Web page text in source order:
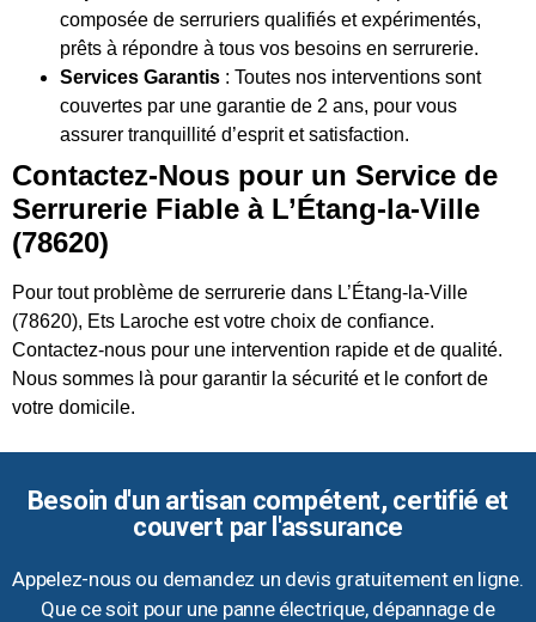
composée de serruriers qualifiés et expérimentés,
prêts à répondre à tous vos besoins en serrurerie.
Services Garantis : Toutes nos interventions sont
couvertes par une garantie de 2 ans, pour vous
assurer tranquillité d’esprit et satisfaction.
Contactez-Nous pour un Service de
Serrurerie Fiable à L’Étang-la-Ville
(78620)
Pour tout problème de serrurerie dans L’Étang-la-Ville
(78620), Ets Laroche est votre choix de confiance.
Contactez-nous pour une intervention rapide et de qualité.
Nous sommes là pour garantir la sécurité et le confort de
votre domicile.
Besoin d'un artisan compétent, certifié et
couvert par l'assurance
Appelez-nous ou demandez un devis gratuitement en ligne.
Que ce soit pour une panne électrique, dépannage de